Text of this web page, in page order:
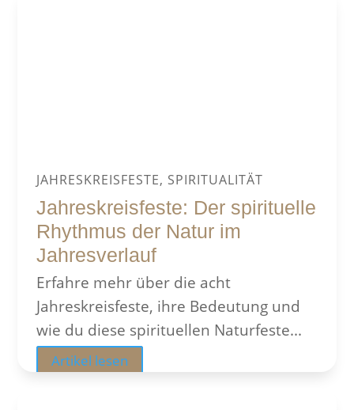
JAHRESKREISFESTE, SPIRITUALITÄT
Jahreskreisfeste: Der spirituelle
Rhythmus der Natur im
Jahresverlauf
Erfahre mehr über die acht
Jahreskreisfeste, ihre Bedeutung und
wie du diese spirituellen Naturfeste...
Artikel lesen